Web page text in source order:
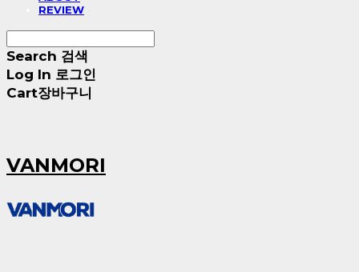
REVIEW
Search 검색
Log In 로그인
Cart장바구니
VANMORI